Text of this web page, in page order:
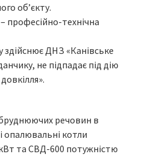
об’єкту.
професійно-технічна
здійснює ДНЗ «Канівське
не підпадає під дію
речовин в
опалювальні котли
та СВД-600 потужністю